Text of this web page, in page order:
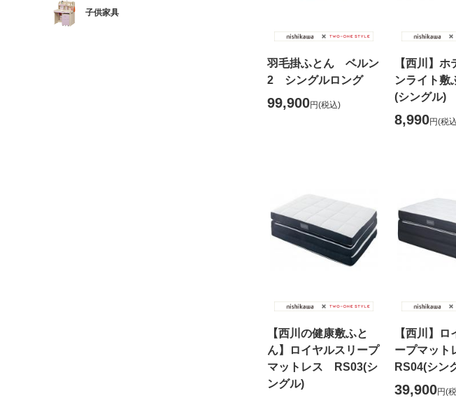
羽毛掛ふとん ベルン
2 シングルロング
99,900円(税込)
【西川】ホ
ンライト
(シングル)
8,990円(税
【西川の健康敷ふと
ん】ロイヤルスリープ
マットレス RS03(シ
ングル)
【西川】ロ
ープマッ
RS04(シン
39,900円(
子供家具